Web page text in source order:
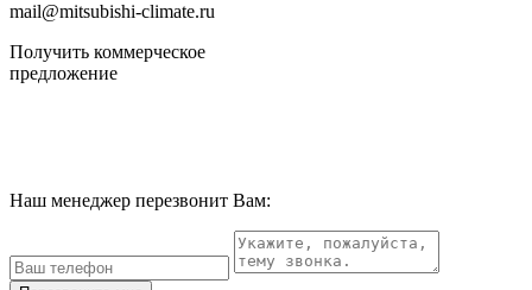
mail@mitsubishi-climate.ru
Получить коммерческое
предложение
Наш менеджер перезвонит Вам: